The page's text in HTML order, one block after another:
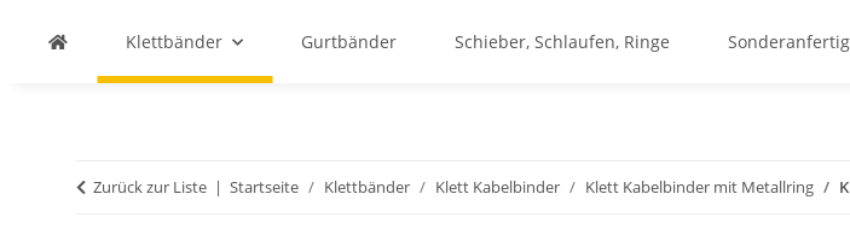
Klettbänder Gurtbänder Schieber, Schlaufen, Ringe
Zurück zur Liste Startseite Klettbänder Klett Kabelbinder Klett Kabelbinder mit Metallring